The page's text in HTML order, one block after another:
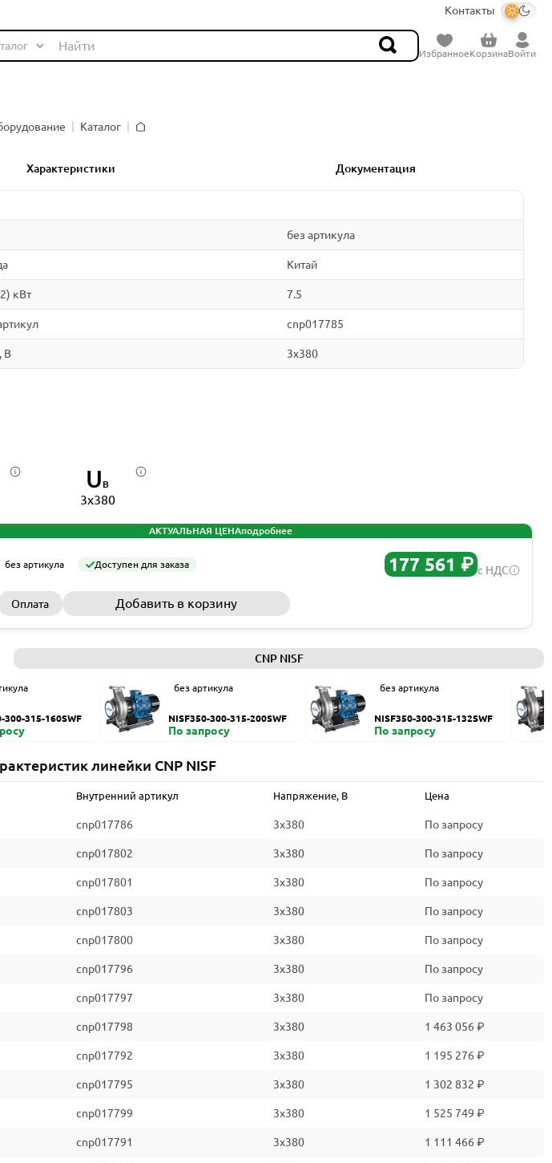
Контакты
ИзбранноеКорзинаВойти
Каталог
Характеристики Документация
без артикула
Китай
кВт 7.5
cnp017785
В 3x380
U В
3x380
АКТУАЛЬНАЯ ЦЕНАподробнее
без артикула Доступен для заказа 177 561 ₽ с НДС
Оплата Добавить в корзину
CNP NISF
300-315-160SWF
без артикула
NISF350-300-315-200SWF
По запросу
без артикула
NISF350-300-315-132SWF
По запросу
линейки CNP NISF
Внутренний артикул Напряжение, В Цена
cnp017786 3x380 По запросу
cnp017802 3x380 По запросу
cnp017801 3x380 По запросу
cnp017803 3x380 По запросу
cnp017800 3x380 По запросу
cnp017796 3x380 По запросу
cnp017797 3x380 По запросу
cnp017798 3x380 1 463 056 ₽
cnp017792 3x380 1 195 276 ₽
cnp017795 3x380 1 302 832 ₽
cnp017799 3x380 1 525 749 ₽
cnp017791 3x380 1 111 466 ₽